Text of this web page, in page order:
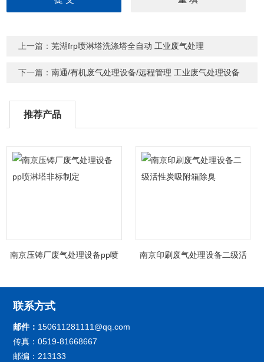
上一篇：芜湖frp喷淋塔洗涤塔全自动 工业废气处理
下一篇：南通/有机废气处理设备/远程管理 工业废气处理设备
推荐产品
南京压铸厂废气处理设备pp喷
南京印刷废气处理设备二级活
联系方式
邮件： 150611281111@qq.com
传真：0519-81668667
邮编：213133